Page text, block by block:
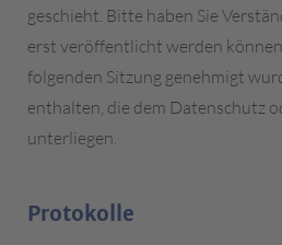
geschieht. Bitte haben Sie
erst veröffentlicht werden
folgenden Sitzung genehmigt
enthalten, die dem Datenschutz
unterliegen.
Protokolle